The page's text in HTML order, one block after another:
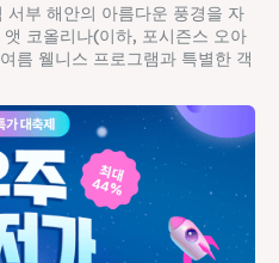
부 해안의 아름다운 풍경을 자
코올리나(이하, 포시즌스 오아
름 웰니스 프로그램과 특별한 객